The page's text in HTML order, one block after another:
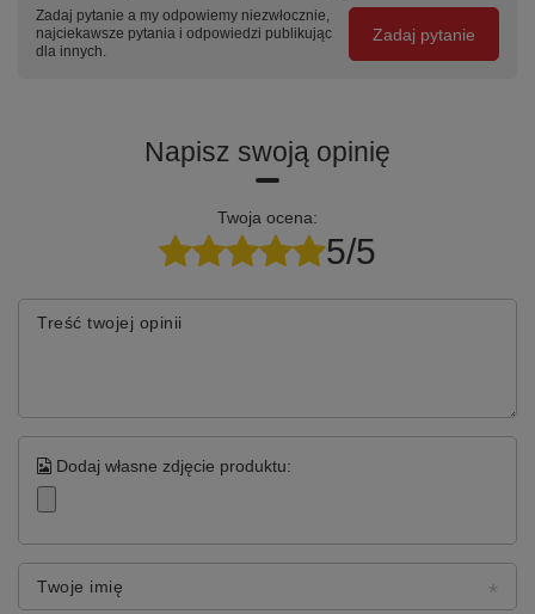
Zadaj pytanie a my odpowiemy niezwłocznie,
najciekawsze pytania i odpowiedzi publikując
dla innych.
Zadaj pytanie
Napisz swoją opinię
Twoja ocena:
5/5
Treść twojej opinii
Dodaj własne zdjęcie produktu:
Twoje imię